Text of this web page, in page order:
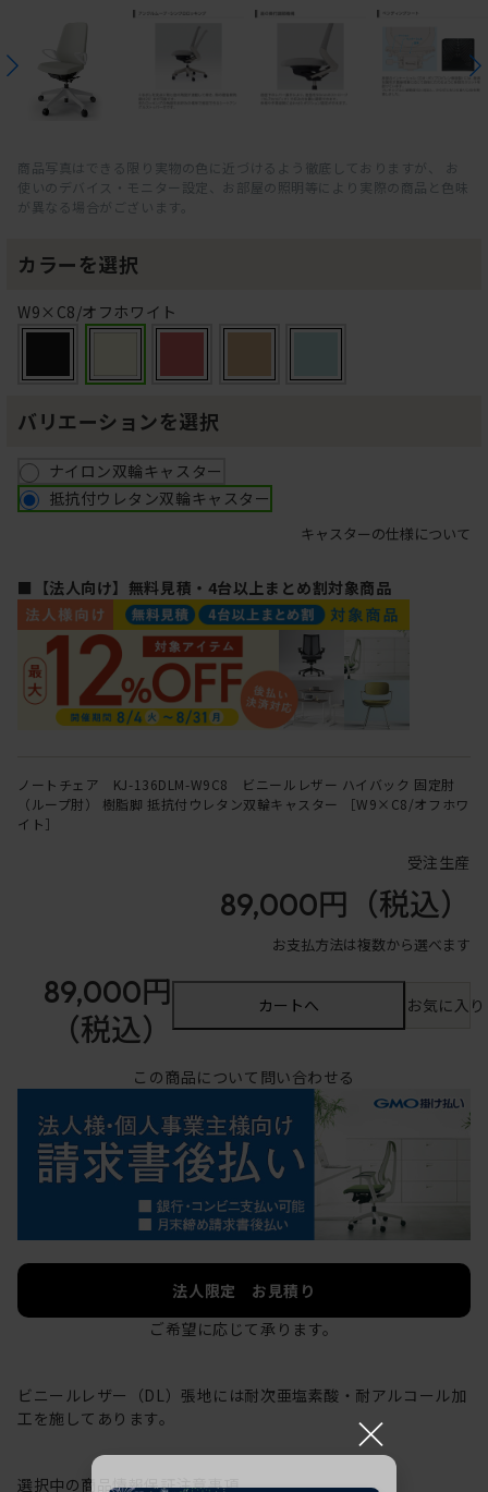
商品写真はできる限り実物の色に近づけるよう徹底しておりますが、 お
使いのデバイス・モニター設定、お部屋の照明等により実際の商品と色味
が異なる場合がございます。
カラーを選択
W9×C8/オフホワイト
バリエーションを選択
ナイロン双輪キャスター
抵抗付ウレタン双輪キャスター
キャスターの仕様について
■【法人向け】無料見積・4台以上まとめ割対象商品
ノートチェア KJ-136DLM-W9C8 ビニールレザー ハイバック 固定肘
（ループ肘） 樹脂脚 抵抗付ウレタン双輪キャスター ［W9×C8/オフホワ
イト］
受注生産
89,000円 （税込）
お支払方法は複数から選べます
89,000円
（税込）
カートへ お気に入
この商品について問い合わせる
法人限定 お見積り
ご希望に応じて承ります。
ビニールレザー（DL）張地には耐次亜塩素酸・耐アルコール加
工を施してあります。
選択中の商品情報保証注意事項
×